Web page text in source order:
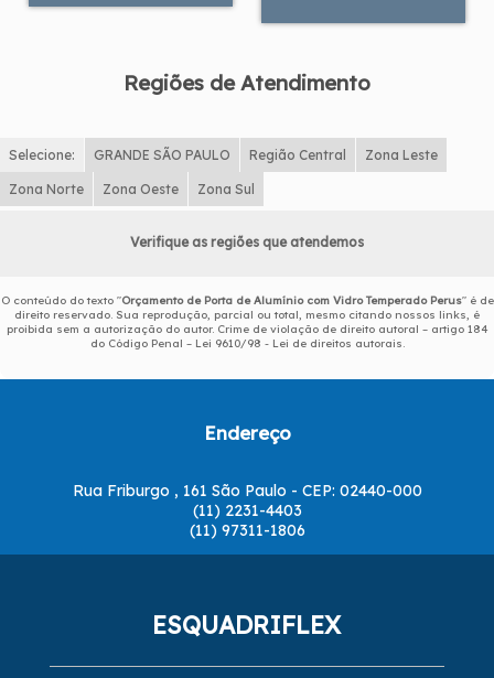
Regiões de Atendimento
Selecione: GRANDE SÃO PAULO Região Central Zona Leste
Zona Norte Zona Oeste Zona Sul
Verifique as regiões que atendemos
O conteúdo do texto "Orçamento de Porta de Alumínio com Vidro Temperado Perus" é de
direito reservado. Sua reprodução, parcial ou total, mesmo citando nossos links, é
proibida sem a autorização do autor. Crime de violação de direito autoral – artigo 184
do Código Penal – Lei 9610/98 - Lei de direitos autorais
Endereço
Rua Friburgo , 161 São Paulo - CEP: 02440-000
(11) 2231-4403
(11) 97311-1806
ESQUADRIFLEX